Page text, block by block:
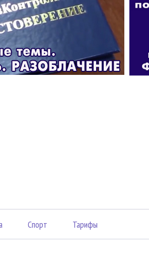
Спорт Тарифы